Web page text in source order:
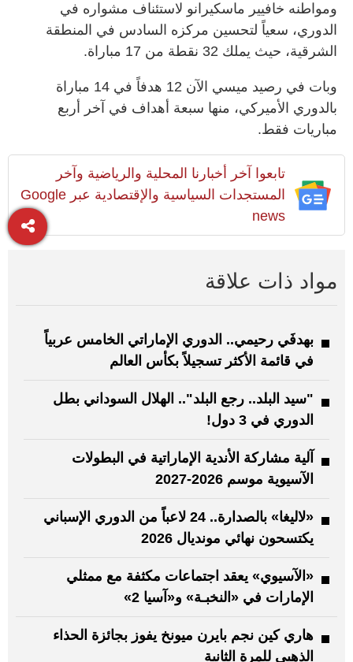
ومواطنه خافيير ماسكيرانو لاستئناف مشواره في
الدوري، سعياً لتحسين مركزه السادس في المنطقة
الشرقية، حيث يملك 32 نقطة من 17 مباراة.
وبات في رصيد ميسي الآن 12 هدفاً في 14 مباراة
بالدوري الأميركي، منها سبعة أهداف في آخر أربع
مباريات فقط.
تابعوا آخر أخبارنا المحلية والرياضية وآخر
المستجدات السياسية والإقتصادية عبر Google
news
مواد ذات علاقة
بهدفَي رحيمي.. الدوري الإماراتي الخامس عربياً
في قائمة الأكثر تسجيلاً بكأس العالم
"سيد البلد.. رجع البلد".. الهلال السوداني بطل
الدوري في 3 دول!
آلية مشاركة الأندية الإماراتية في البطولات
الآسيوية موسم 2026-2027
«لاليغا» بالصدارة.. 24 لاعباً من الدوري الإسباني
يكتسحون نهائي مونديال 2026
«الآسيوي» يعقد اجتماعات مكثفة مع ممثلي
الإمارات في «النخبـة» و«آسيا 2»
هاري كين نجم بايرن ميونخ يفوز بجائزة الحذاء
الذهبي للمرة الثانية